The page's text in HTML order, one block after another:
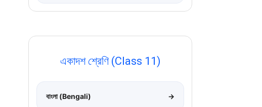
একাদশ শ্রেণি (Class 11)
বাংলা (Bengali) →